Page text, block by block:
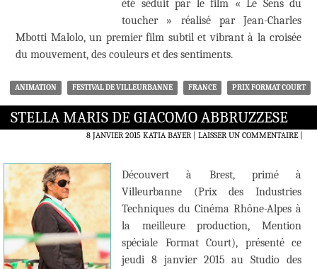
été séduit par le film « Le Sens du
toucher » réalisé par Jean-Charles
Mbotti Malolo, un premier film subtil et vibrant à la croisée
du mouvement, des couleurs et des sentiments.
ANIMATION FESTIVAL DE VILLEURBANNE FRANCE PRIX FORMAT COURT
STELLA MARIS DE GIACOMO ABBRUZZESE
8 JANVIER 2015 KATIA BAYER LAISSER UN COMMENTAIRE|
Découvert à Brest, primé à
Villeurbanne (Prix des Industries
Techniques du Cinéma Rhône-Alpes à
la meilleure production, Mention
spéciale Format Court), présenté ce
jeudi 8 janvier 2015 au Studio des